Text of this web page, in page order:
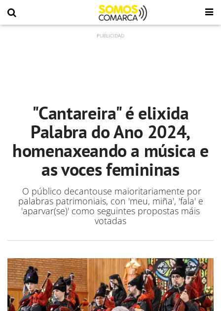
"Cantareira" é elixida
Palabra do Ano 2024,
homenaxeando a música e
as voces femininas
O público decantouse maioritariamente por
palabras patrimoniais, con 'meu, miña', 'fala' e
'aparvar(se)' como seguintes propostas máis
votadas